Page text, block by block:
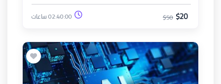
$20
$50 02:40:00 ساعات